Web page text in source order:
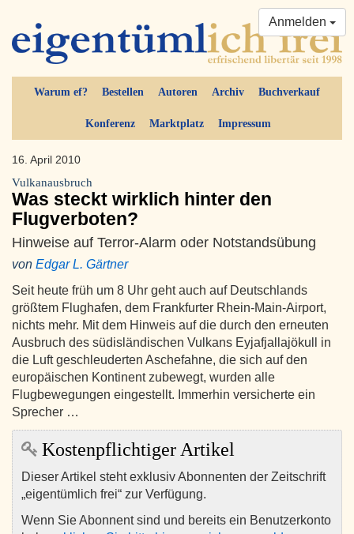
Warum ef? Bestellen Autoren Archiv Buchverkauf
Konferenz Marktplatz Impressum
Anmelden
16. April 2010
Vulkanausbruch
Was steckt wirklich hinter den
Flugverboten?
Hinweise auf Terror-Alarm oder Notstandsübung
von Edgar L. Gärtner
Seit heute früh um 8 Uhr geht auch auf Deutschlands
größtem Flughafen, dem Frankfurter Rhein-Main-Airport,
nichts mehr. Mit dem Hinweis auf die durch den erneuten
Ausbruch des südisländischen Vulkans Eyjafjallajökull in
die Luft geschleuderten Aschefahne, die sich auf den
europäischen Kontinent zubewegt, wurden alle
Flugbewegungen eingestellt. Immerhin versicherte ein
Sprecher …
Kostenpflichtiger Artikel
Dieser Artikel steht exklusiv Abonnenten der Zeitschrift
„eigentümlich frei“ zur Verfügung.
Wenn Sie Abonnent sind und bereits ein Benutzerkonto